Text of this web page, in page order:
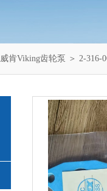
威肯Viking齿轮泵 ＞ 2-316-